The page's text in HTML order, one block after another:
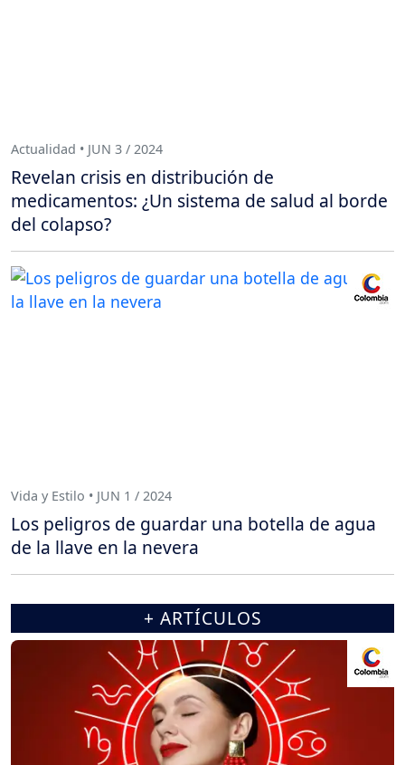
Actualidad • JUN 3 / 2024
Revelan crisis en distribución de
medicamentos: ¿Un sistema de salud al borde
del colapso?
Vida y Estilo • JUN 1 / 2024
Los peligros de guardar una botella de agua
de la llave en la nevera
+ ARTÍCULOS